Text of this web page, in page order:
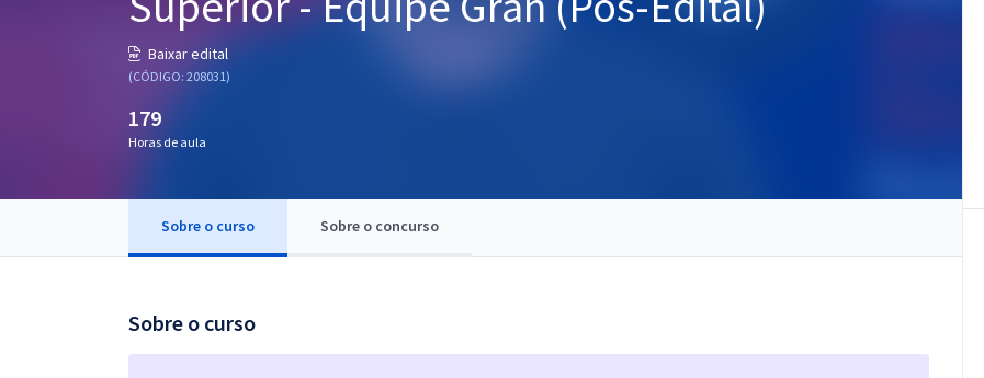
Baixar edital
(CÓDIGO: 208031)
179
Horas de aula
Sobre o curso Sobre o concurso
Sobre o curso